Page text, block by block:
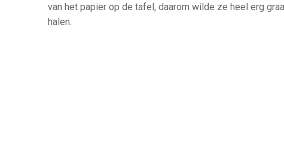
van het papier op de tafel, daarom wilde ze heel erg
halen.